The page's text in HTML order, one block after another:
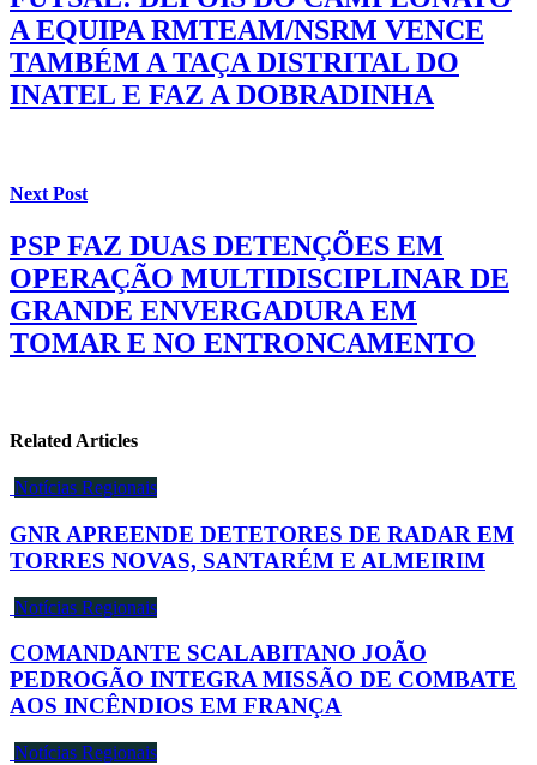
A EQUIPA RMTEAM/NSRM VENCE
TAMBÉM A TAÇA DISTRITAL DO
INATEL E FAZ A DOBRADINHA
Next Post
PSP FAZ DUAS DETENÇÕES EM
OPERAÇÃO MULTIDISCIPLINAR DE
GRANDE ENVERGADURA EM
TOMAR E NO ENTRONCAMENTO
Related Articles
Notícias Regionais
GNR APREENDE DETETORES DE RADAR EM
TORRES NOVAS, SANTARÉM E ALMEIRIM
Notícias Regionais
COMANDANTE SCALABITANO JOÃO
PEDROGÃO INTEGRA MISSÃO DE COMBATE
AOS INCÊNDIOS EM FRANÇA
Notícias Regionais